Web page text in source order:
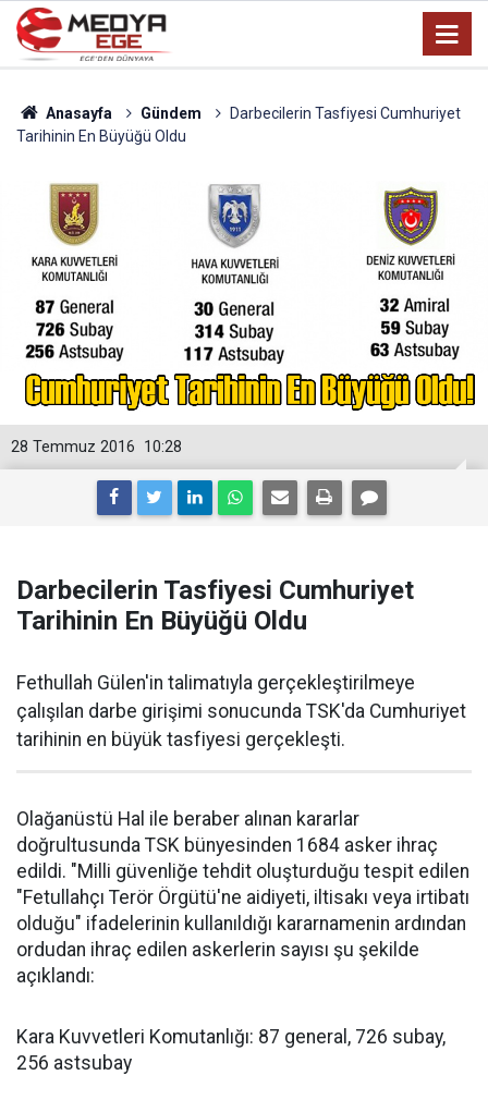
Anasayfa Gündem
Darbecilerin Tasfiyesi Cumhuriyet
Tarihinin En Büyüğü Oldu
10:28
28 Temmuz 2016
Darbecilerin Tasfiyesi Cumhuriyet
Tarihinin En Büyüğü Oldu
Fethullah Gülen'in talimatıyla gerçekleştirilmeye
çalışılan darbe girişimi sonucunda TSK'da Cumhuriyet
tarihinin en büyük tasfiyesi gerçekleşti.
Olağanüstü Hal ile beraber alınan kararlar
doğrultusunda TSK bünyesinden 1684 asker ihraç
edildi. "Milli güvenliğe tehdit oluşturduğu tespit edilen
"Fetullahçı Terör Örgütü'ne aidiyeti, iltisakı veya irtibatı
olduğu" ifadelerinin kullanıldığı kararnamenin ardından
ordudan ihraç edilen askerlerin sayısı şu şekilde
açıklandı:
Kara Kuvvetleri Komutanlığı: 87 general, 726 subay,
256 astsubay